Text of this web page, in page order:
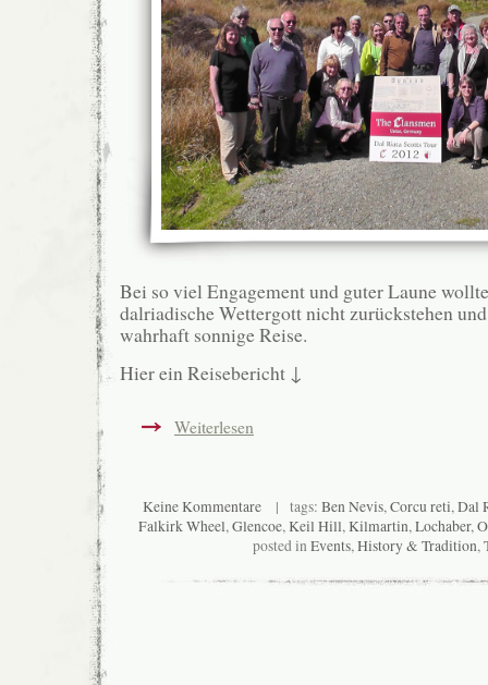
Bei so viel Engagement und guter Laune
dalriadische Wettergott nicht zurückstehen
wahrhaft sonnige Reise.
Hier ein Reisebericht ↓
Weiterlesen
Keine Kommentare | tags: Ben Nevis,Corcu reti,Dal
Falkirk Wheel,Glencoe,Keil Hill,Kilmartin,Lochaber,
posted inEvents,History & Tradition,